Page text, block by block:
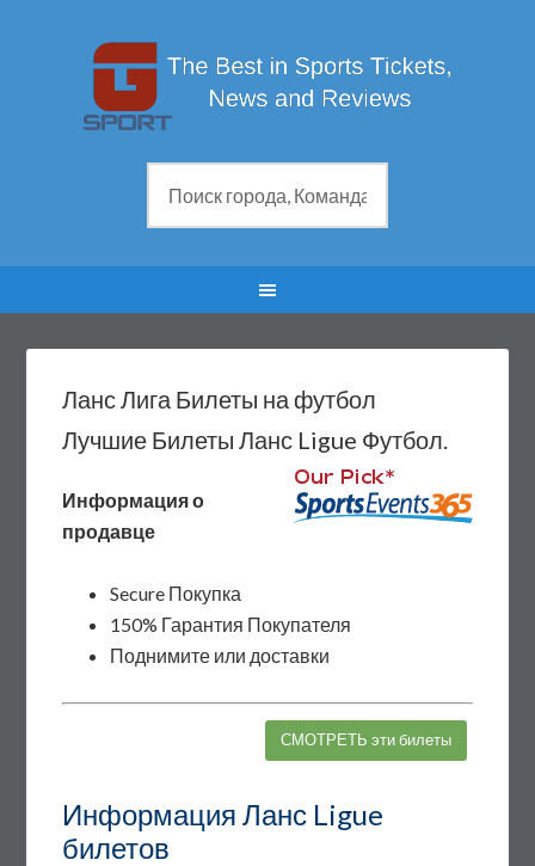
Ланс Лига Билеты на футбол
Лучшие Билеты Ланс Ligue Футбол.
Информация о
продавце
Secure Покупка
150% Гарантия Покупателя
Поднимите или доставки
СМОТРЕТЬ эти билеты
Информация Ланс Ligue
билетов